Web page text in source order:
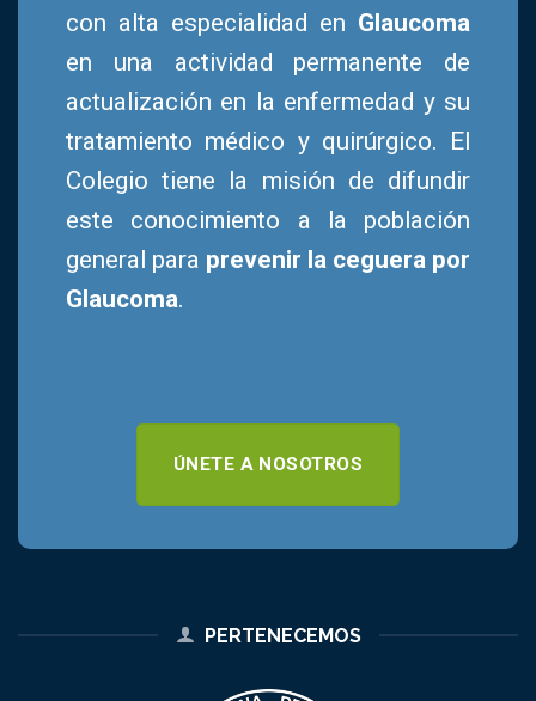
con alta especialidad en Glaucoma
en una actividad permanente de
actualización en la enfermedad y su
tratamiento médico y quirúrgico. El
Colegio tiene la misión de difundir
este conocimiento a la población
general para prevenir la ceguera por
Glaucoma.
ÚNETE A NOSOTROS
PERTENECEMOS